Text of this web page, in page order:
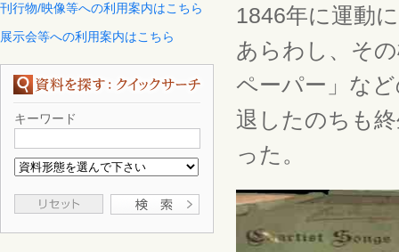
刊行物/映像等への利用案内はこちら
展示会等への利用案内はこちら
キーワード
1846年に運動
あらわし、そ
ペーパー」な
退したのちも
った。